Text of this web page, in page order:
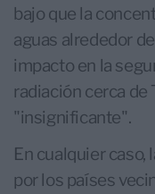
bajo que la
aguas alrededor
impacto en la
radiación cerca de
"insignificante".
En cualquier
por los países